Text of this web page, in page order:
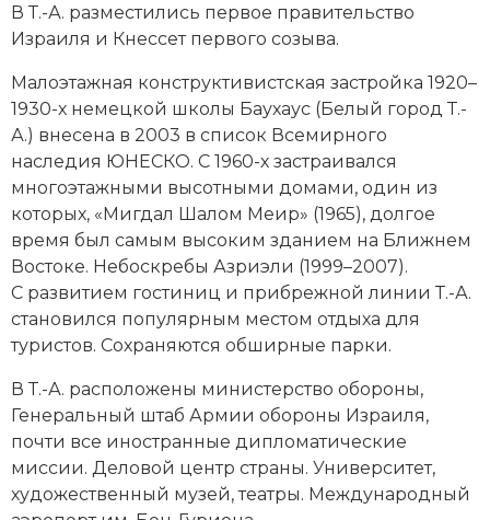
Россия
Северная Америка
Социально-экономическая история
Специальные исторические дисциплины
СССР
Южная Америка
В Т.-А. разместились первое правительство
Израиля и Кнессет первого созыва.
Малоэтажная конструктивистская застройка 1920–
1930-х немецкой школы Баухаус (Белый город Т.-
А.) внесена в 2003 в список Всемирного
наследия ЮНЕСКО. С 1960-х застраивался
многоэтажными высотными домами, один из
которых, «Мигдал Шалом Меир» (1965), долгое
время был самым высоким зданием на Ближнем
Востоке. Небоскребы Азриэли (1999–2007).
С развитием гостиниц и прибрежной линии Т.-А.
становился популярным местом отдыха для
туристов. Сохраняются обширные парки.
В Т.-А. расположены министерство обороны,
Генеральный штаб Армии обороны Израиля,
почти все иностранные дипломатические
миссии. Деловой центр страны. Университет,
художественный музей, театры. Международный